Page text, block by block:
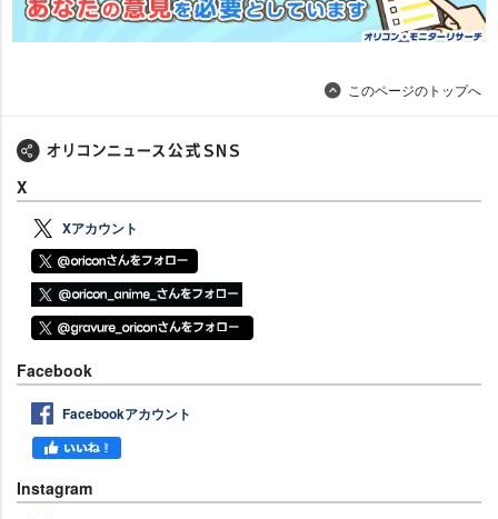
このページのトップへ
X
Xアカウント
Facebook
Facebookアカウント
Instagram